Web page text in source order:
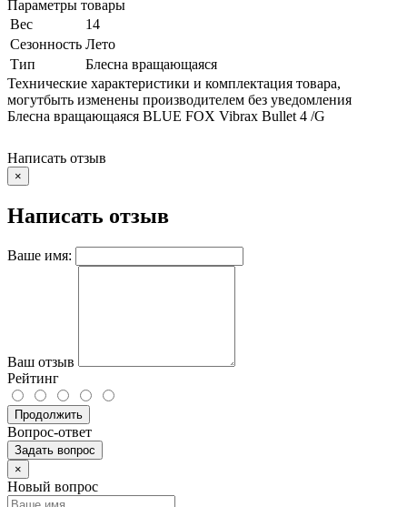
Параметры товары
Вес
14
Сезонность Лето
Тип
Блесна вращающаяся
Технические характеристики и комплектация товара,
могутбыть изменены производителем без уведомления
Блесна вращающаяся BLUE FOX Vibrax Bullet 4 /G
Написать отзыв
×
Написать отзыв
Ваше имя:
Ваш отзыв
Рейтинг
Продолжить
Вопрос-ответ
Задать вопрос
×
Новый вопрос